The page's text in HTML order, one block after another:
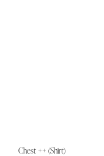
Chest ++ (Shirt)